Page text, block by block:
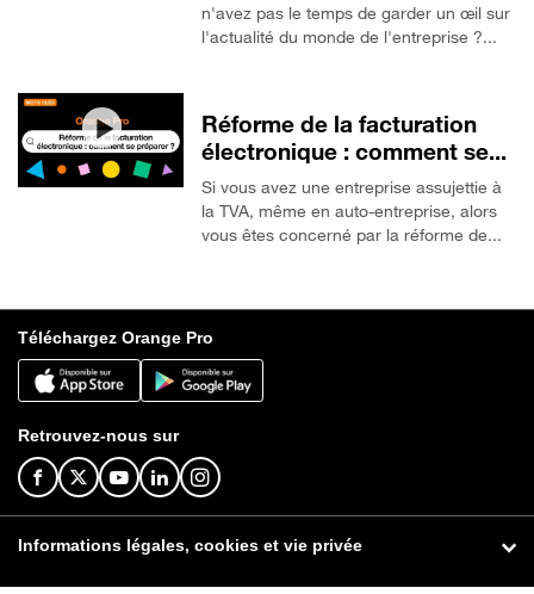
n'avez pas le temps de garder un œil sur
l'actualité du monde de l'entreprise ?...
Réforme de la facturation
électronique : comment se...
Si vous avez une entreprise assujettie à
la TVA, même en auto-entreprise, alors
vous êtes concerné par la réforme de...
Téléchargez Orange Pro
Retrouvez-nous sur
Informations légales, cookies et vie privée
© Orange 2026